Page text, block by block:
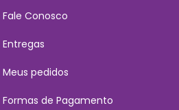
Fale Conosco
Entregas
Meus pedidos
Formas de Pagamento